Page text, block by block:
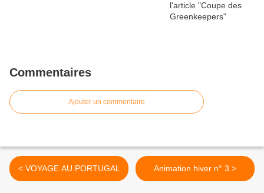
Commentaires
Ajouter un commentaire
< VOYAGE AU PORTUGAL Animation hiver n° 3 >